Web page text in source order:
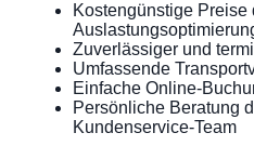
Kostengünstige Preise
Zuverlässiger und
Umfassende
Einfache Online-
Persönliche Beratung
Kundenservice-Team